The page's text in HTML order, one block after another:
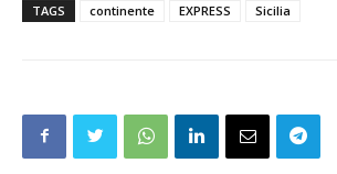
TAGS continente EXPRESS Sicilia